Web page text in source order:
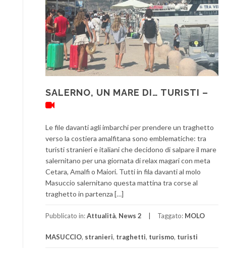
SALERNO, UN MARE DI… TURISTI –
Le file davanti agli imbarchi per prendere un traghetto
verso la costiera amalfitana sono emblematiche: tra
turisti stranieri e italiani che decidono di salpare il mare
salernitano per una giornata di relax magari con meta
Cetara, Amalfi o Maiori. Tutti in fila davanti al molo
Masuccio salernitano questa mattina tra corse al
traghetto in partenza […]
Pubblicato in:Attualità, News 2 Taggato: MOLO
MASUCCIO, stranieri, traghetti, turismo, turisti